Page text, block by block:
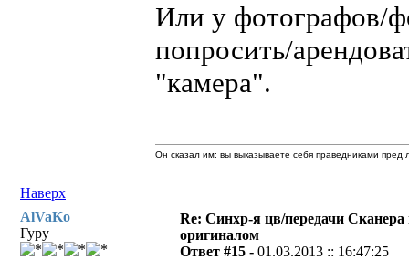
Или у фотографов/
попросить/
"камера".
Наверх
Он сказал им: вы выказываете себя праведниками
AlVaKo
Гуру
Re: Синхр-я цв/передачи
оригиналом
Ответ #15 -01.03.2013 :: 16:47:25